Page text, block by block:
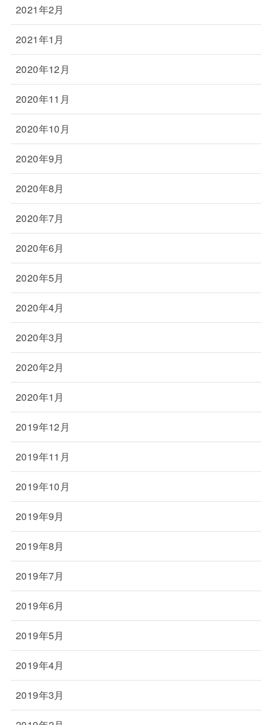
2021年2月
2021年1月
2020年12月
2020年11月
2020年10月
2020年9月
2020年8月
2020年7月
2020年6月
2020年5月
2020年4月
2020年3月
2020年2月
2020年1月
2019年12月
2019年11月
2019年10月
2019年9月
2019年8月
2019年7月
2019年6月
2019年5月
2019年4月
2019年3月